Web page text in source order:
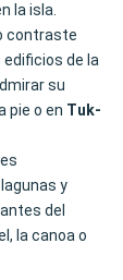
la isla.
contraste
de la
su
pie o en Tuk-
y
del
la canoa o